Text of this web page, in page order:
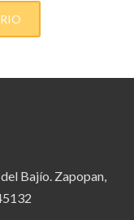
Bajío. Zapopan,